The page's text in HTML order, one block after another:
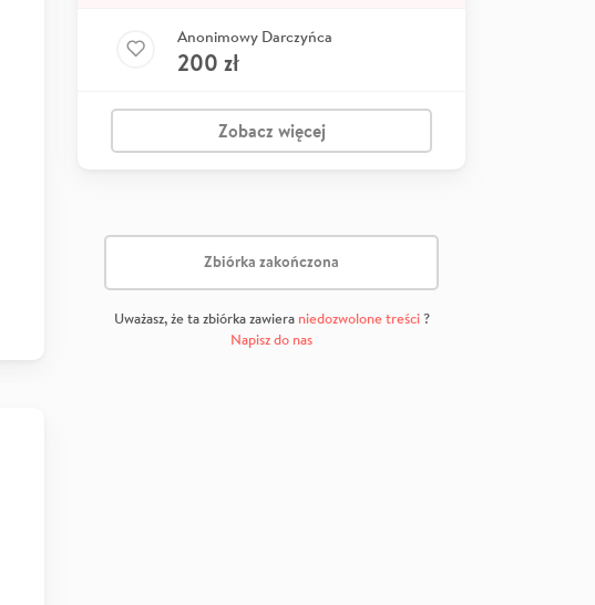
Anonimowy Darczyńca
200 zł
Zobacz więcej
Zbiórka zakończona
Uważasz, że ta zbiórka zawiera niedozwolone treści?
Napisz do nas